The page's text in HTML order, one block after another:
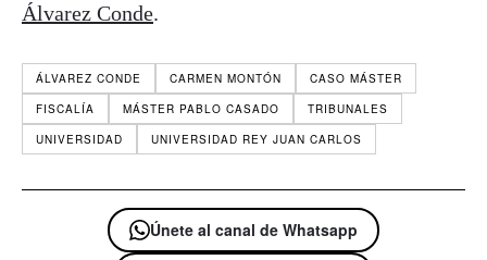
Álvarez Conde.
ÁLVAREZ CONDE CARMEN MONTÓN
CASO MÁSTER
FISCALÍA
MÁSTER PABLO CASADO
TRIBUNALES
UNIVERSIDAD
UNIVERSIDAD REY JUAN CARLOS
Únete al canal de Whatsapp